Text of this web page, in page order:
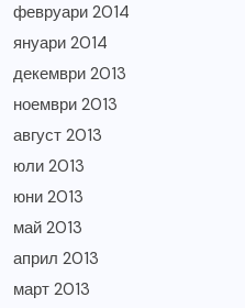
февруари 2014
януари 2014
декември 2013
ноември 2013
август 2013
юли 2013
юни 2013
май 2013
април 2013
март 2013